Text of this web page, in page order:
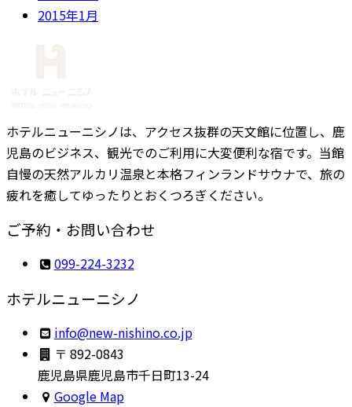
2015年1月
ホテルニューニシノは、アクセス抜群の天文館に位置し、鹿
児島のビジネス、観光でのご利用に大変便利な宿です。当館
自慢の天然アルカリ温泉と本格フィンランドサウナで、旅の
疲れを癒してゆったりとおくつろぎください。
ご予約・お問い合わせ
099-224-3232
ホテルニューニシノ
pj.oc
.onih
sin-w
en@of
ni
〒 892-0843
鹿児島県鹿児島市千日町13-24
Google Map